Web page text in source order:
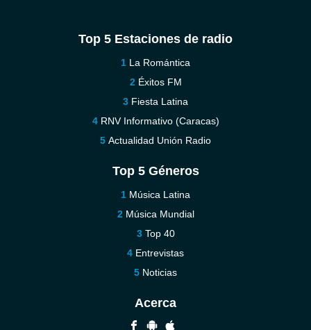
Top 5 Estaciones de radio
La Romántica
Éxitos FM
Fiesta Latina
RNV Informativo (Caracas)
Actualidad Unión Radio
Top 5 Géneros
Música Latina
Música Mundial
Top 40
Entrevistas
Noticias
Acerca